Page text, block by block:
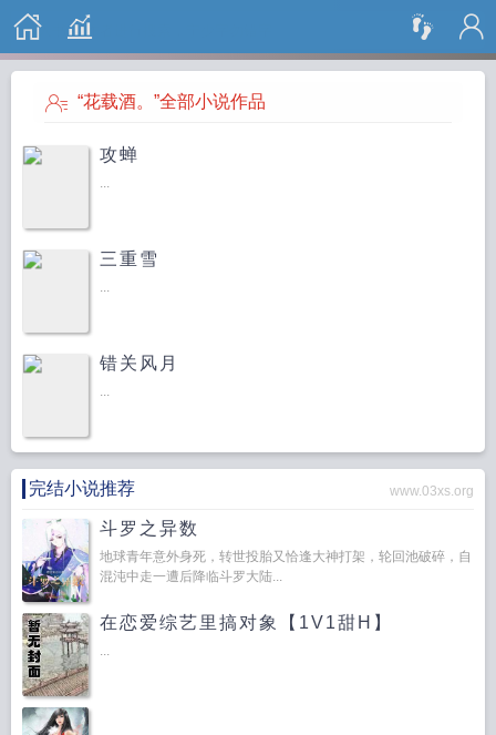
搜 索
“花载酒。”全部小说作品
攻蝉
...
三重雪
...
错关风月
...
完结小说推荐 www.03xs.org
斗罗之异数
地球青年意外身死，转世投胎又恰逢大神打架，轮回池破碎，自
混沌中走一遭后降临斗罗大陆...
在恋爱综艺里搞对象【1V1甜H】
...